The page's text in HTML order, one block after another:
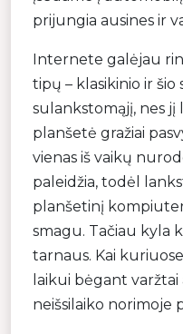
prijungia ausines ir
Internete galėjau
tipų – klasikinio ir
sulankstomąjį, nes
planšetė gražiai
vienas iš vaikų
paleidžia, todėl
planšetinį
smagu. Tačiau kyla
tarnaus. Kai
laikui bėgant varžtai
neišsilaiko norimoje